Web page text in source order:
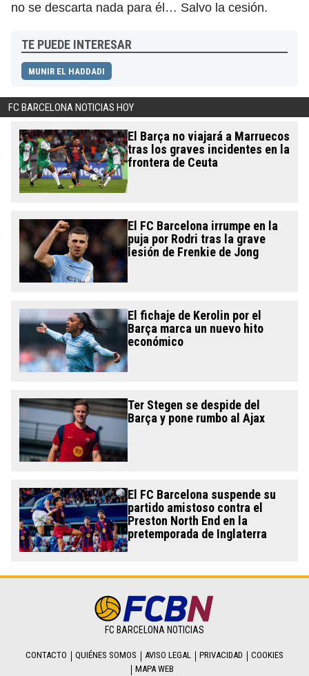
no se descarta nada para él… Salvo la cesión.
TE PUEDE INTERESAR
MUNIR EL HADDADI
FC BARCELONA NOTICIAS HOY
El Barça no viajará a Marruecos
tras los graves incidentes en la
frontera de Ceuta
El FC Barcelona irrumpe en la
puja por Rodri tras la grave
lesión de Frenkie de Jong
El fichaje de Kerolin por el
Barça marca un nuevo hito
económico
Ter Stegen se despide del
Barça y pone rumbo al Ajax
El FC Barcelona suspende su
partido amistoso contra el
Preston North End en la
pretemporada de Inglaterra
FC BARCELONA NOTICIAS
CONTACTO QUIÉNES SOMOS AVISO LEGAL PRIVACIDAD
COOKIES
MAPA WEB